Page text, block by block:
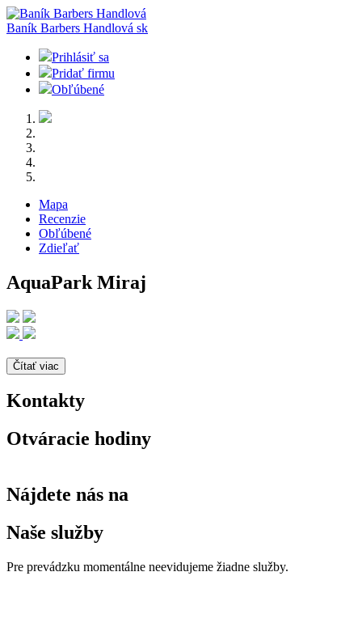
Baník Barbers Handlová sk
Prihlásiť sa
Pridať firmu
Obľúbené
Mapa
Recenzie
Obľúbené
Zdieľať
AquaPark Miraj
Čítať viac
Kontakty
Otváracie hodiny
Nájdete nás na
Naše služby
Pre prevádzku momentálne neevidujeme žiadne služby.